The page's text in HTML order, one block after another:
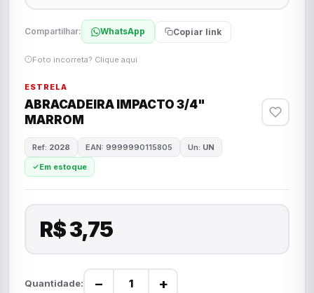
Compartilhar: WhatsApp Copiar link
Foto incorreta? Clique aqui
ESTRELA
ABRACADEIRA IMPACTO 3/4"
MARROM
Ref: 2028 EAN: 9999990115805 Un: UN
Em estoque
R$ 3,75
Quantidade: − +